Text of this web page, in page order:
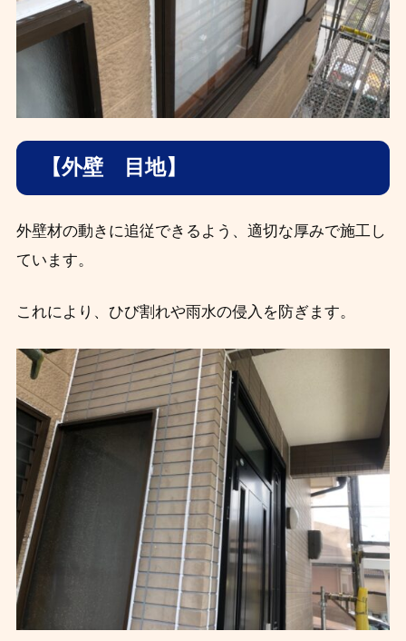
【外壁 目地】
外壁材の動きに追従できるよう、適切な厚みで施工し
ています。
これにより、ひび割れや雨水の侵入を防ぎます。